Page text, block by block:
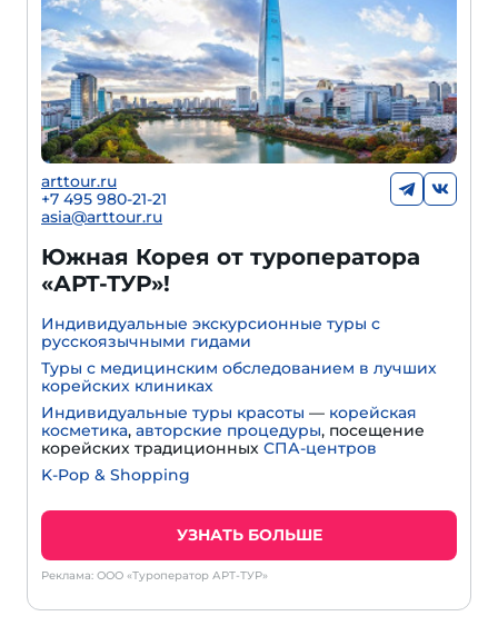
arttour.ru
+7 495 980-21-21
asia@arttour.ru
Южная Корея от туроператора
«АРТ-ТУР»!
Индивидуальные экскурсионные туры с
русскоязычными гидами
Туры с медицинским обследованием в лучших
корейских клиниках
Индивидуальные туры красоты — корейская
косметика, авторские процедуры, посещение
корейских традиционных СПА-центров
K-Pop & Shopping
УЗНАТЬ БОЛЬШЕ
Реклама: ООО «Туроператор АРТ-ТУР»